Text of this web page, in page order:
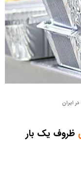
ایران
ظروف یک‌ بار